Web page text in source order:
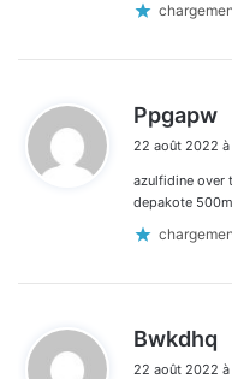
Ppgapw
:
22 août 2022 à
azulfidine over
depakote
Bwkdhq
22 août 2022